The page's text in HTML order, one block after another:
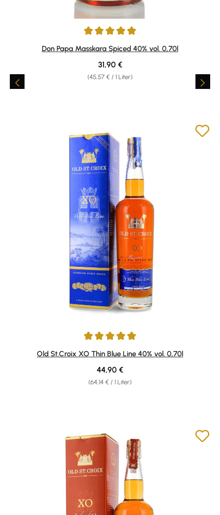
Durchschnittliche Bewertung von 4.89 von 5 Sternen
Don Papa Masskara Spiced 40% vol. 0,70l
(45,57 € / 1 Liter)
Regulärer Preis:
31,90 €
Durchschnittliche Bewertung von 4.93 von 5 Sternen
Old St.Croix XO Thin Blue Line 40% vol. 0,70l
(64,14 € / 1 Liter)
Regulärer Preis:
44,90 €